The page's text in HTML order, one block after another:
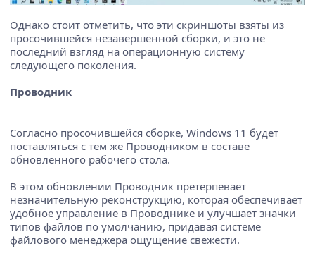
Однако стоит отметить, что эти скриншоты взяты из
просочившейся незавершенной сборки, и это не
последний взгляд на операционную систему
следующего поколения.
Проводник
Согласно просочившейся сборке, Windows 11 будет
поставляться с тем же Проводником в составе
обновленного рабочего стола.
В этом обновлении Проводник претерпевает
незначительную реконструкцию, которая обеспечивает
удобное управление в Проводнике и улучшает значки
типов файлов по умолчанию, придавая системе
файлового менеджера ощущение свежести.